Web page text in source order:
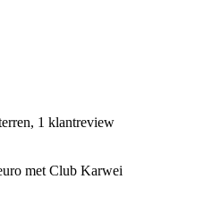
1 klantreview
met Club Karwei